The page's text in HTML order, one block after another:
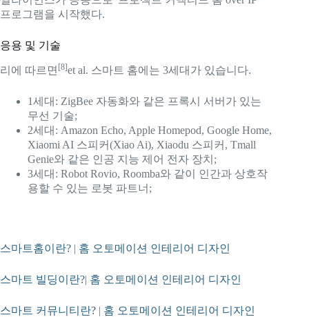
프로그램을 시작했다.
응용 및 기술
리에 따르면 [8]et al. 스마트 홈에는 3세대가 있습니다.
1세대: ZigBee 자동화와 같은 프록시 서버가 있는
무선 기술;
2세대: Amazon Echo, Apple Homepod, Google Home,
Xiaomi AI 스피커(Xiao Ai), Xiaodu 스피커, Tmall
Genie와 같은 인공 지능 제어 전자 장치;
3세대: Robot Rovio, Roomba와 같이 인간과 상호작
용할 수 있는 로봇 파트너;
스마트홈이란? | 홈 오토메이션 인테리어 디자인
스마트 빌딩이란?| 홈 오토메이션 인테리어 디자인
스마트 커뮤니티란? | 홈 오토메이션 인테리어 디자인